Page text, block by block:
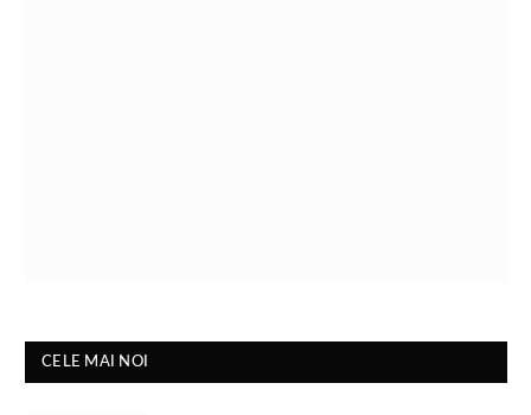
CELE MAI NOI